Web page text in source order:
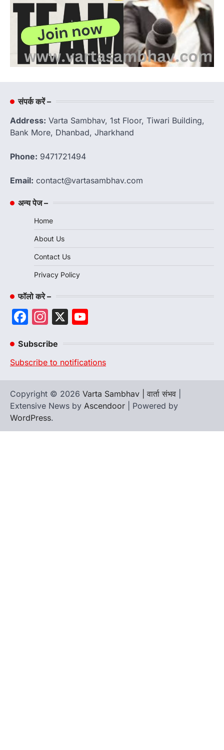
संपर्क करें –
Address: Varta Sambhav, 1st Floor, Tiwari Building,
Bank More, Dhanbad, Jharkhand
Phone: 9471721494
Email: contact@vartasambhav.com
अन्य पेज –
Home
About Us
Contact Us
Privacy Policy
फॉलो करे –
Facebook
Instagram
X
Subscribe
Subscribe to notifications
Copyright © 2026 Varta Sambhav | वार्ता संभव
Extensive News by Ascendoor | Powered by
WordPress.